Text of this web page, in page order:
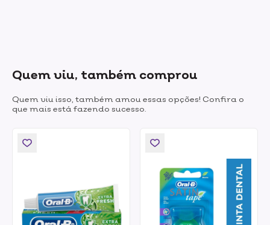
Quem viu, também comprou
Quem viu isso, também amou essas opções! Confira o
que mais está fazendo sucesso.